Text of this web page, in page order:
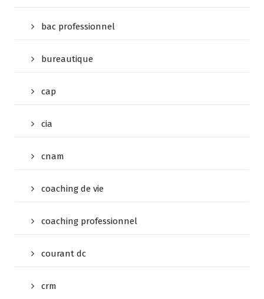
bac professionnel
bureautique
cap
cia
cnam
coaching de vie
coaching professionnel
courant dc
crm